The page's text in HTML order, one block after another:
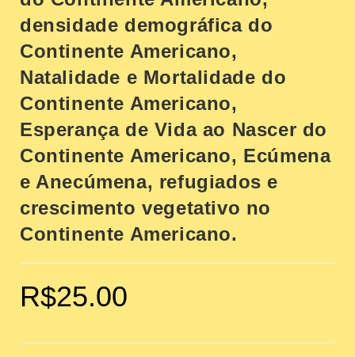
densidade demográfica do
Continente Americano,
Natalidade e Mortalidade do
Continente Americano,
Esperança de Vida ao Nascer do
Continente Americano, Ecúmena
e Anecúmena, refugiados e
crescimento vegetativo no
Continente Americano.
R$25.00